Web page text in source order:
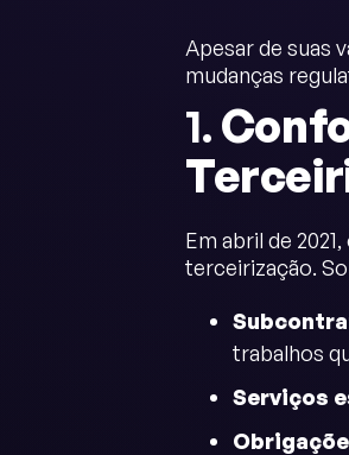
Apesar de suas
mudanças
1.
Em abril de
terceirização.
trabalhos
Serviços